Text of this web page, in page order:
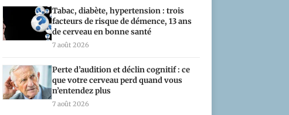
Tabac, diabète, hypertension : trois
facteurs de risque de démence, 13 ans
de cerveau en bonne santé
7 août 2026
Perte d’audition et déclin cognitif : ce
que votre cerveau perd quand vous
n’entendez plus
7 août 2026